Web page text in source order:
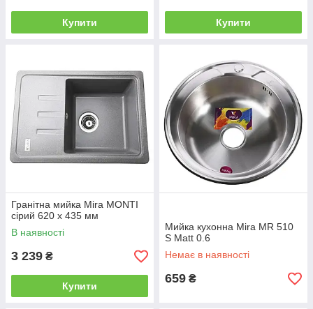
Купити Купити
Гранітна мийка Mira MONTI
сірий 620 х 435 мм
В наявності
3 239 ₴
Купити
Мийка кухонна Mira MR 510
S Matt 0.6
Немає в наявності
659 ₴